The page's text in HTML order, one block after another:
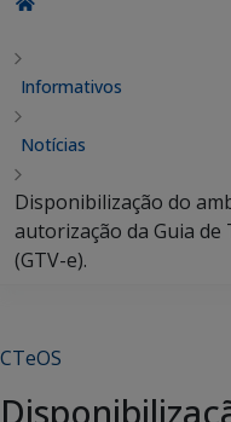
Informativos
Notícias
Disponibilização do
autorização da Guia
(GTV-e).
CTeOS